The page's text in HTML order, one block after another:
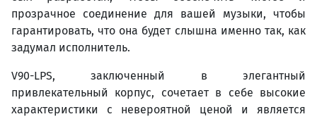
прозрачное соединение для вашей музыки, чтобы
гарантировать, что она будет слышна именно так, как
задумал исполнитель.
V90-LPS, заключенный в элегантный
привлекательный корпус, сочетает в себе высокие
характеристики с невероятной ценой и является